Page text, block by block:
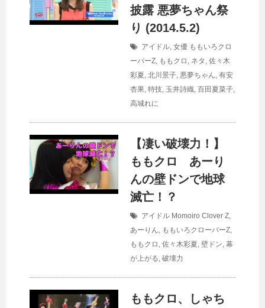
披露 悪夢ちゃん祭
り (2014.5.2)
アイドル, 女優 ももいろクロ
ーバーZ, ももクロ , ネタ , 佐々木
彩夏, 北川景子, 悪夢ちゃん, 有安
杏果, 特技, 玉井詩織, 百田夏菜子,
高城れに
【凄い破壊力！】
ももクロ あーり
んの壁ドンで地球
滅亡！？
アイドル Momoiro Clover Z,
あーりん, ももいろクローバーZ,
ももクロ , 佐々木彩夏, 壁ドン, 幕
が上がる, 破壊力
ももクロ、しゃち